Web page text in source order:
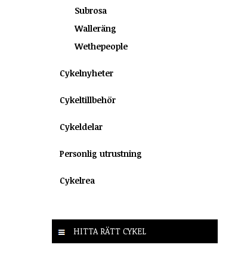
Subrosa
Walleräng
Wethepeople
Cykelnyheter
Cykeltillbehör
Cykeldelar
Personlig utrustning
Cykelrea
HITTA RÄTT CYKEL